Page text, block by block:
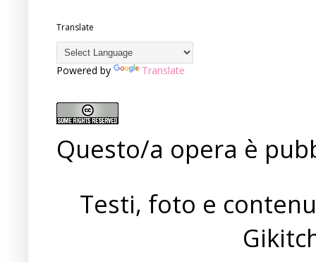
Translate
Powered by Translate
Questo/a opera è
Testi, foto e